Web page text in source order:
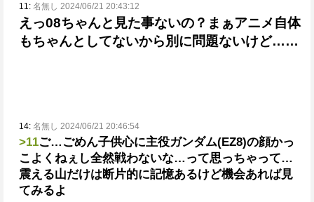
11: 名無し 2024/06/21 20:43:12
えっ08ちゃんと見た事ないの？ まぁアニメ自体
もちゃんとしてないから別に問題ないけど……
14: 名無し 2024/06/21 20:46:54
>11ご…ごめん子供心に主役ガンダム(EZ8)の顔かっ
こよくねぇし全然戦わないな…って思っちゃって…
震える山だけは断片的に記憶あるけど機会あれば見
てみるよ